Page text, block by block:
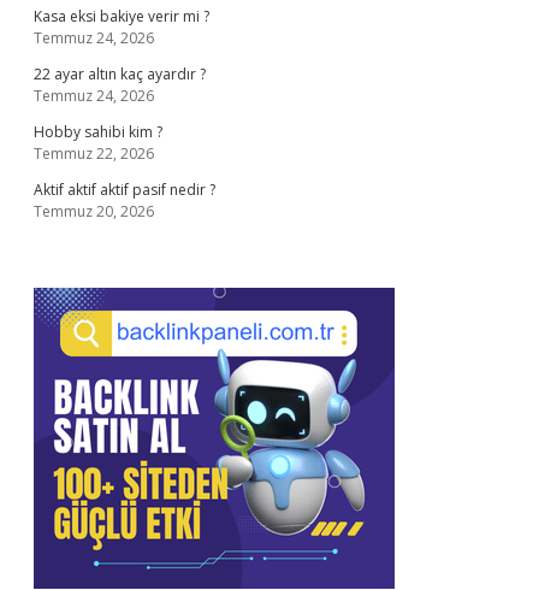
Kasa eksi bakiye verir mi ?
Temmuz 24, 2026
22 ayar altın kaç ayardır ?
Temmuz 24, 2026
Hobby sahibi kim ?
Temmuz 22, 2026
Aktif aktif aktif pasif nedir ?
Temmuz 20, 2026